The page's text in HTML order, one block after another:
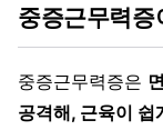
중증근무력증
중증근무력증은
공격해, 근육이